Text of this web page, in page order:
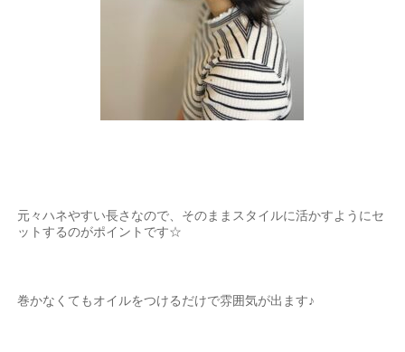
元々ハネやすい長さなので、そのままスタイルに活かすようにセ
ットするのがポイントです☆
巻かなくてもオイルをつけるだけで雰囲気が出ます♪